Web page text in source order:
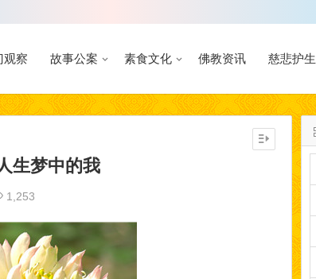
观察 故事公案 素食文化 佛教资讯 慈悲护生
生梦中的我
1,253